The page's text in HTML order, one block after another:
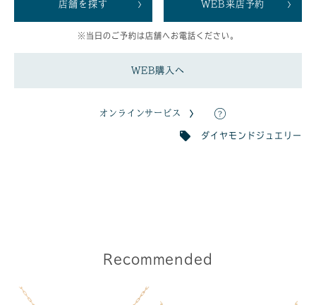
店舗を探す WEB来店予約
※当日のご予約は店舗へお電話ください。
WEB購入へ
オンラインサービス
ダイヤモンドジュエリー
Recommended